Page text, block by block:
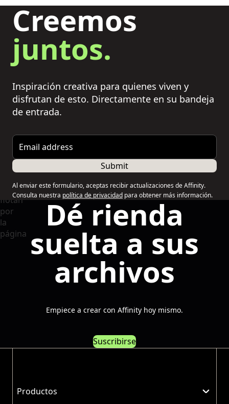
Creemos
juntos.
Inspiración creativa para quienes viven y
disfrutan de esto. Directamente en su bandeja
de entrada.
Email address
Submit
Al enviar este formulario, aceptas recibir actualizaciones de Affinity.
Consulta nuestra política de privacidad para obtener más información.
Dé rienda
suelta a sus
archivos
Empiece a crear con Affinity hoy mismo.
Suscribirse
Productos